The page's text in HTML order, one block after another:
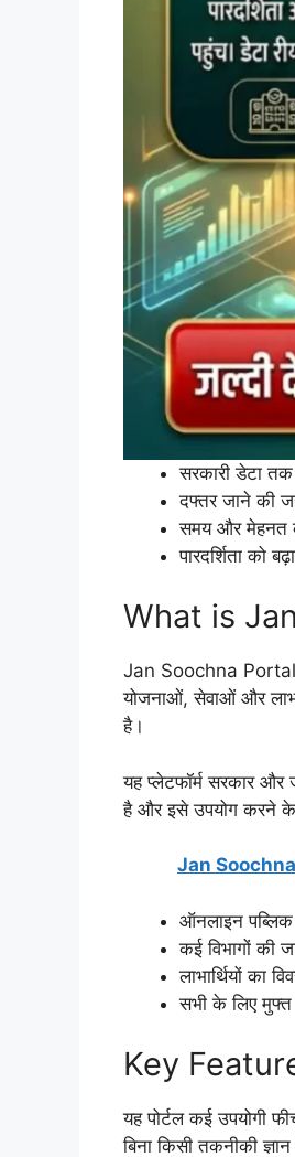
सरकारी डेटा
दफ्तर जाने की
समय और मेहनत
पारदर्शिता को
What is
Jan Soochna Portal
योजनाओं, सेवाओं और
है।
यह प्लेटफॉर्म सरकार और
है और इसे उपयोग करने के
Jan Soochna
ऑनलाइन पब्लिक
कई विभागों की
लाभार्थियों का
सभी के लिए मुफ्त
Key
यह पोर्टल कई उपयोगी
बिना किसी तकनीकी